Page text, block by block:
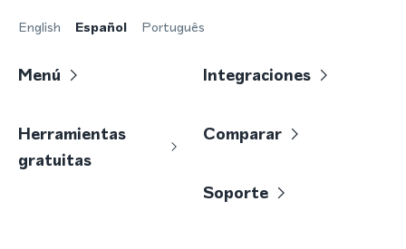
English Español Português
Menú Integraciones
Herramientas
gratuitas
Comparar
Soporte